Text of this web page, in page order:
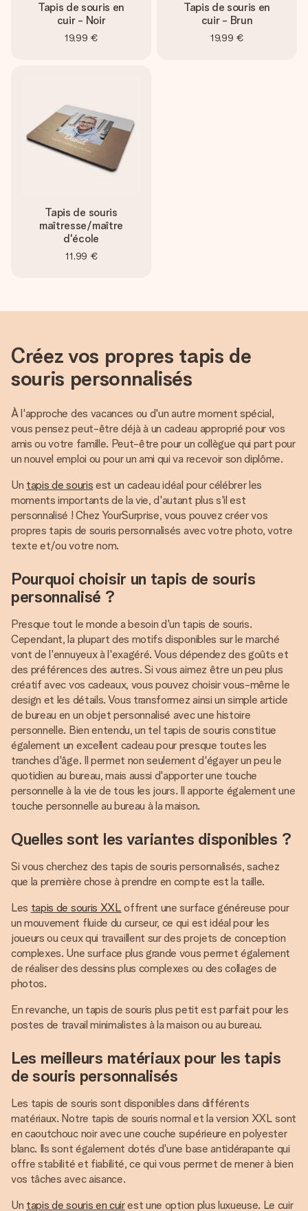
Tapis de souris en
cuir - Noir
19,99 €
Tapis de souris en
cuir - Brun
19,99 €
Tapis de souris
maîtresse/maître
d'école
11,99 €
Créez vos propres tapis de
souris personnalisés
À l'approche des vacances ou d'un autre moment spécial,
vous pensez peut-être déjà à un cadeau approprié pour vos
amis ou votre famille. Peut-être pour un collègue qui part pour
un nouvel emploi ou pour un ami qui va recevoir son diplôme.
Un tapis de souris est un cadeau idéal pour célébrer les
moments importants de la vie, d'autant plus s'il est
personnalisé ! Chez YourSurprise, vous pouvez créer vos
propres tapis de souris personnalisés avec votre photo, votre
texte et/ou votre nom.
Pourquoi choisir un tapis de souris
personnalisé ?
Presque tout le monde a besoin d'un tapis de souris.
Cependant, la plupart des motifs disponibles sur le marché
vont de l'ennuyeux à l'exagéré. Vous dépendez des goûts et
des préférences des autres. Si vous aimez être un peu plus
créatif avec vos cadeaux, vous pouvez choisir vous-même le
design et les détails. Vous transformez ainsi un simple article
de bureau en un objet personnalisé avec une histoire
personnelle. Bien entendu, un tel tapis de souris constitue
également un excellent cadeau pour presque toutes les
tranches d'âge. Il permet non seulement d'égayer un peu le
quotidien au bureau, mais aussi d'apporter une touche
personnelle à la vie de tous les jours. Il apporte également une
touche personnelle au bureau à la maison.
Quelles sont les variantes disponibles ?
Si vous cherchez des tapis de souris personnalisés, sachez
que la première chose à prendre en compte est la taille.
Les tapis de souris XXL offrent une surface généreuse pour
un mouvement fluide du curseur, ce qui est idéal pour les
joueurs ou ceux qui travaillent sur des projets de conception
complexes. Une surface plus grande vous permet également
de réaliser des dessins plus complexes ou des collages de
photos.
En revanche, un tapis de souris plus petit est parfait pour les
postes de travail minimalistes à la maison ou au bureau.
Les meilleurs matériaux pour les tapis
de souris personnalisés
Les tapis de souris sont disponibles dans différents
matériaux. Notre tapis de souris normal et la version XXL sont
en caoutchouc noir avec une couche supérieure en polyester
blanc. Ils sont également dotés d'une base antidérapante qui
offre stabilité et fiabilité, ce qui vous permet de mener à bien
vos tâches avec aisance.
Un tapis de souris en cuirest une option plus luxueuse. Le cuir